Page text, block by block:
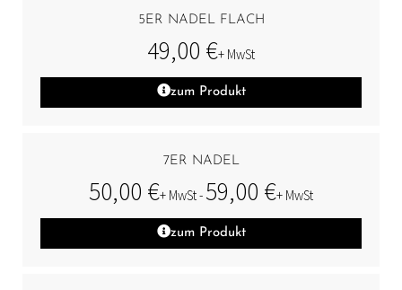
5ER NADEL FLACH
49,00 €+ MwSt
zum Produkt
7ER NADEL
50,00 €+ MwSt - 59,00 €+ MwSt
zum Produkt